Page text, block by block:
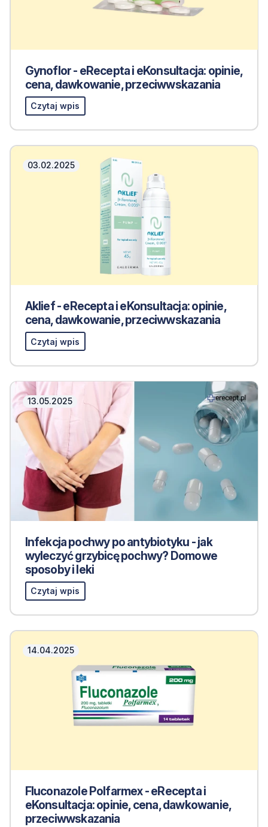
Gynoflor - eRecepta i eKonsultacja: opinie,
cena, dawkowanie, przeciwwskazania
Czytaj wpis
03.02.2025
Aklief - eRecepta i eKonsultacja: opinie,
cena, dawkowanie, przeciwwskazania
Czytaj wpis
13.05.2025
Infekcja pochwy po antybiotyku - jak
wyleczyć grzybicę pochwy? Domowe
sposoby i leki
Czytaj wpis
14.04.2025
Fluconazole Polfarmex - eRecepta i
eKonsultacja: opinie, cena, dawkowanie,
przeciwwskazania